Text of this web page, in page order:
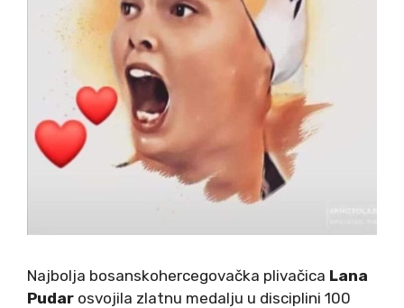
Najbolja bosanskohercegovačka plivačica Lana
Pudar osvojila zlatnu medalju u disciplini 100